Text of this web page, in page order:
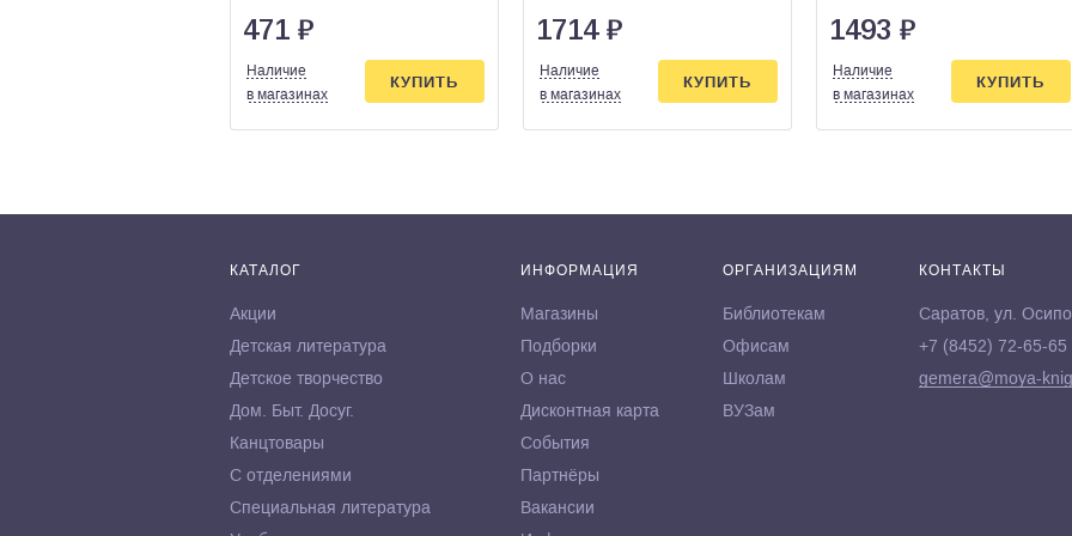
471 ₽
Наличие
в магазинах
КУПИТЬ
1714 ₽
Наличие
в магазинах
КУПИТЬ
1493 ₽
Наличие
в магазинах
КУПИТЬ
КАТАЛОГ
Акции
Детская литература
Детское творчество
Дом. Быт. Досуг.
Канцтовары
С отделениями
Специальная литература
ИНФОРМАЦИЯ
Магазины
Подборки
О нас
Дисконтная карта
События
Партнёры
Вакансии
ОРГАНИЗАЦИЯМ
Библиотекам
Офисам
Школам
ВУЗам
КОНТАКТЫ
Саратов, ул.
+7 (8452) 72-65-65
gemera@moya-